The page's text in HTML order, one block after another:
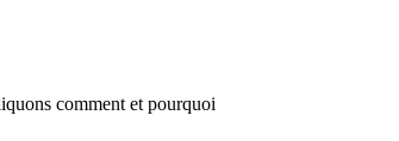
comment et pourquoi